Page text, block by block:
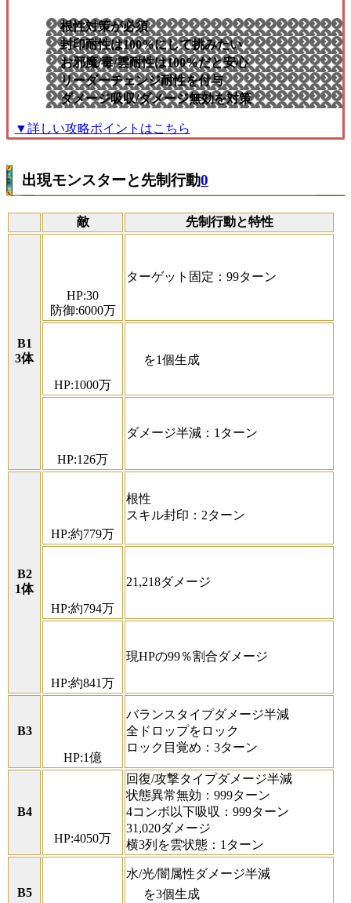
根性対策が必須
封印耐性は100%にして挑みたい
お邪魔/毒/雲耐性は100%だと安心
リーダーチェンジ耐性を付与
ダメージ吸収/ダメージ無効を対策
▼詳しい攻略ポイントはこちら
出現モンスターと先制行動0
敵 先制行動と特性
B1
3体
HP:30
防御:6000万
ターゲット固定：99ターン
HP:1000万
を1個生成
HP:126万
ダメージ半減：1ターン
B2
1体
HP:約779万
根性
スキル封印：2ターン
HP:約794万
21,218ダメージ
HP:約841万
現HPの99％割合ダメージ
B3
HP:1億
バランスタイプダメージ半減
全ドロップをロック
ロック目覚め：3ターン
B4
HP:4050万
回復/攻撃タイプダメージ半減
状態異常無効：999ターン
4コンボ以下吸収：999ターン
31,020ダメージ
横3列を雲状態：1ターン
B5
水/光/闇属性ダメージ半減
を3個生成